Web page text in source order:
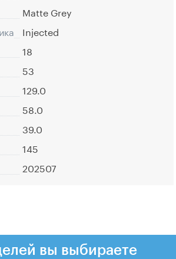
Matte Grey
Injected
18
53
129.0
58.0
39.0
145
202507
вы выбираете